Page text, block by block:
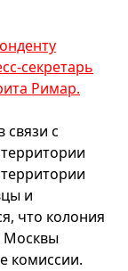
секретарь
Римар.
с
и
что колония
Москвы
комиссии.